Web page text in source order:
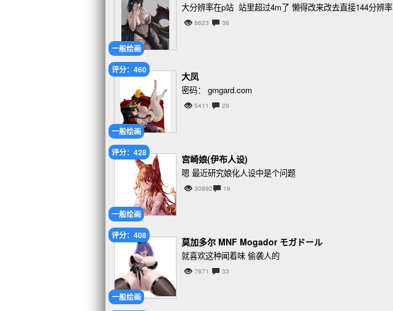
一般绘画
大分辨率在p站 站里超过4m了 懒得改来改去直接144分辨率
8623 36
一般绘画
评分：460
大凤
密码： gmgard.com
5411 29
一般绘画
评分：428
宫崎娘(伊布人设)
嗯 最近研究娘化人设中是个问题
30892 19
一般绘画
评分：408
莫加多尔 MNF Mogador モガドール
就喜欢这种闻着味 偷袭人的
7671 33